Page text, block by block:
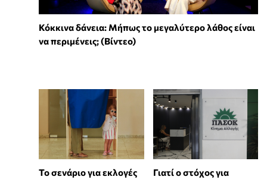
Κόκκινα δάνεια: Μήπως το μεγαλύτερο λάθος είναι
να περιμένεις; (Βίντεο)
Το σενάριο για εκλογές
Γιατί ο στόχος για